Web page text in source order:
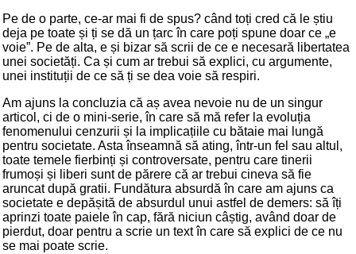
Pe de o parte, ce-ar mai fi de spus? când toți cred că le știu
deja pe toate și ți se dă un țarc în care poți spune doar ce „e
voie”. Pe de alta, e și bizar să scrii de ce e necesară libertatea
unei societăți. Ca și cum ar trebui să explici, cu argumente,
unei instituții de ce să ți se dea voie să respiri.
Am ajuns la concluzia că aș avea nevoie nu de un singur
articol, ci de o mini-serie, în care să mă refer la evoluția
fenomenului cenzurii și la implicațiile cu bătaie mai lungă
pentru societate. Asta înseamnă să ating, într-un fel sau altul,
toate temele fierbinți și controversate, pentru care tinerii
frumoși și liberi sunt de părere că ar trebui cineva să fie
aruncat după gratii. Fundătura absurdă în care am ajuns ca
societate e depășită de absurdul unui astfel de demers: să îți
aprinzi toate paiele în cap, fără niciun câștig, având doar de
pierdut, doar pentru a scrie un text în care să explici de ce nu
se mai poate scrie.